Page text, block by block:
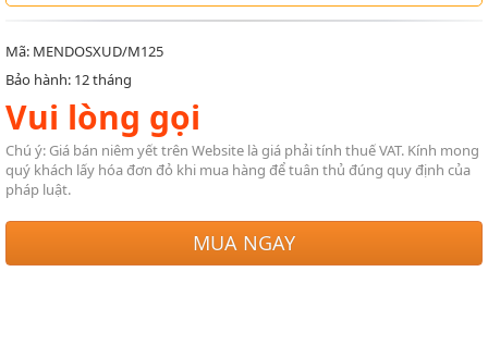
Mã: MENDOSXUD/M125
Bảo hành: 12 tháng
Vui lòng gọi
Chú ý: Giá bán niêm yết trên Website là giá phải tính thuế VAT. Kính mong
quý khách lấy hóa đơn đỏ khi mua hàng để tuân thủ đúng quy định của
pháp luật.
MUA NGAY